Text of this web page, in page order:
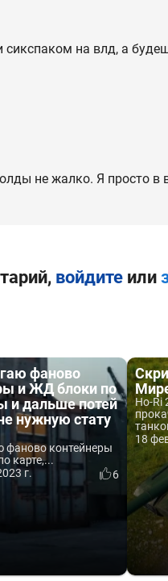
на влд, а
не жалко. Я просто в
войдитеили
фаново
и ЖД блоки по
и дальше потей
нужную стату
фаново контейнеры
карте,...
г.
6
Ho-Ri
18